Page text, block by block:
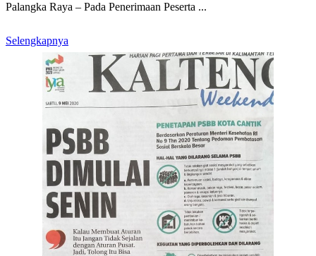
Palangka Raya – Pada Penerimaan Peserta ...
Selengkapnya